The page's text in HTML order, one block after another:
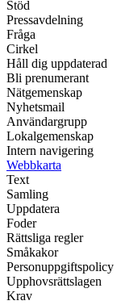
Stöd
Pressavdelning
Fråga
Cirkel
Håll dig uppdaterad
Bli prenumerant
Nätgemenskap
Nyhetsmail
Användargrupp
Lokalgemenskap
Intern navigering
Webbkarta
Text
Samling
Uppdatera
Foder
Rättsliga regler
Småkakor
Personuppgiftspolicy
Upphovsrättslagen
Krav